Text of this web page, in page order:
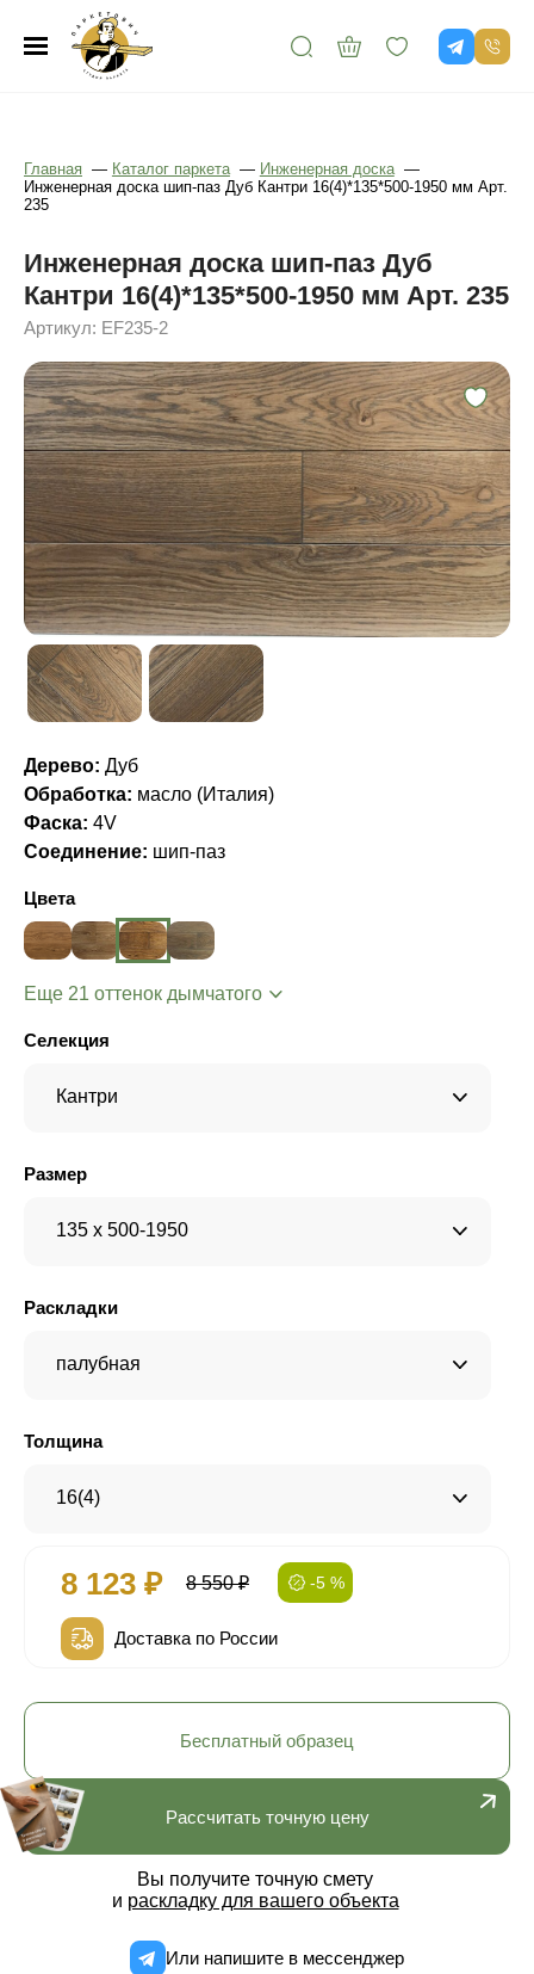
Главная — Каталог паркета — Инженерная доска —
Инженерная доска шип-паз Дуб Кантри 16(4)*135*500-1950 мм Арт.
235
Инженерная доска шип-паз Дуб
Кантри 16(4)*135*500-1950 мм Арт. 235
Артикул: EF235-2
Дерево: Дуб
Обработка: масло (Италия)
Фаска: 4V
Соединение: шип-паз
Цвета
Еще 21 оттенок дымчатого
Селекция
Кантри
Размер
135 x 500-1950
Раскладки
палубная
Толщина
16(4)
8 123 ₽ 8 550 ₽ -5 %
Доставка по России
Рассчитать точную цену
Вы получите точную смету
и раскладку для вашего объекта
Или напишите в мессенджер
Бесплатный образец